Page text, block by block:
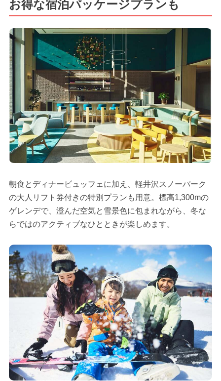
お得な宿泊パッケージプランも
朝食とディナービュッフェに加え、軽井沢スノーパーク
の大人リフト券付きの特別プランも用意。標高1,300mの
ゲレンデで、澄んだ空気と雪景色に包まれながら、冬な
らではのアクティブなひとときが楽しめます。